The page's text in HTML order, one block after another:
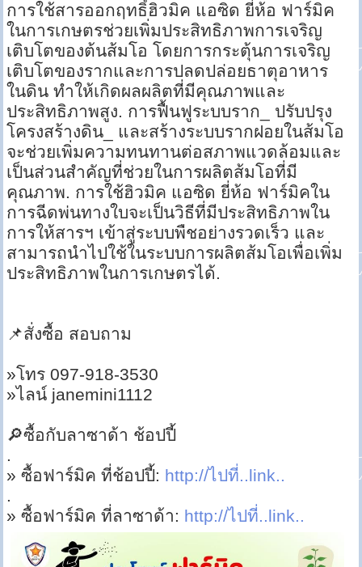
การใช้สารออกฤทธิ์ฮิวมิค แอซิด ยี่ห้อ ฟาร์มิค
ในการเกษตรช่วยเพิ่มประสิทธิภาพการเจริญ
เติบโตของต้นส้มโอ โดยการกระตุ้นการเจริญ
เติบโตของรากและการปลดปล่อยธาตุอาหาร
ในดิน ทำให้เกิดผลผลิตที่มีคุณภาพและ
ประสิทธิภาพสูง. การฟื้นฟูระบบราก_ ปรับปรุง
โครงสร้างดิน_ และสร้างระบบรากฝอยในส้มโอ
จะช่วยเพิ่มความทนทานต่อสภาพแวดล้อมและ
เป็นส่วนสำคัญที่ช่วยในการผลิตส้มโอที่มี
คุณภาพ. การใช้ฮิวมิค แอซิด ยี่ห้อ ฟาร์มิคใน
การฉีดพ่นทางใบจะเป็นวิธีที่มีประสิทธิภาพใน
การให้สารฯ เข้าสู่ระบบพืชอย่างรวดเร็ว และ
สามารถนำไปใช้ในระบบการผลิตส้มโอเพื่อเพิ่ม
ประสิทธิภาพในการเกษตรได้.
📌สั่งซื้อ สอบถาม
»โทร 097-918-3530
»ไลน์ janemini1112
🔎ซื้อกับลาซาด้า ช้อปปี้
.
» ซื้อฟาร์มิค ที่ช้อปปี้: http://ไปที่..link..
.
» ซื้อฟาร์มิค ที่ลาซาด้า: http://ไปที่..link..